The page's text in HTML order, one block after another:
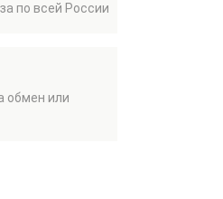
по всей России
обмен или